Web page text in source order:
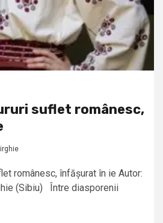
suflet românesc,
românesc, înfășurat în ie Autor:
(Sibiu) Între diasporenii